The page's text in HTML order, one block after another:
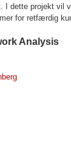
I dette projekt vil
for retfærdig
Analysis